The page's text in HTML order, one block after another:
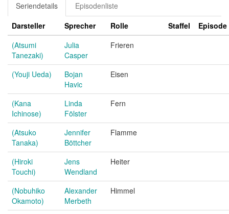
Seriendetails
Episodenliste
Darsteller
Sprecher Rolle Staffel
Episode
(Atsumi
Tanezaki)
Julia
Casper
Frieren
(Youji Ueda)
Bojan
Havic
Eisen
(Kana
Ichinose)
Linda
Fölster
Fern
(Atsuko
Tanaka)
Jennifer
Böttcher
Flamme
(Hiroki
Touchi)
Jens
Wendland
Heiter
(Nobuhiko
Okamoto)
Alexander
Merbeth
Himmel